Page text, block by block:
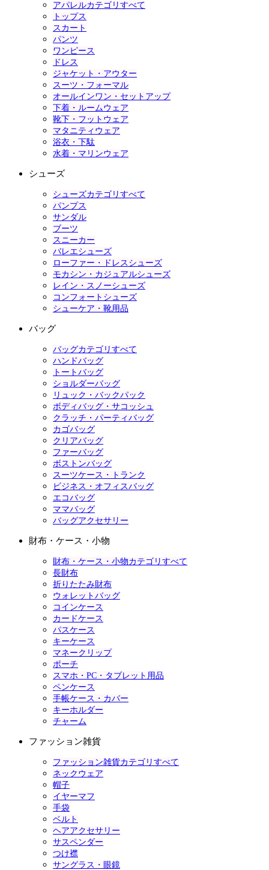
アパレルカテゴリすべて
トップス
スカート
パンツ
ワンピース
ドレス
ジャケット・アウター
スーツ・フォーマル
オールインワン・セットアップ
下着・ルームウェア
靴下・フットウェア
マタニティウェア
浴衣・下駄
水着・マリンウェア
シューズ
シューズカテゴリすべて
パンプス
サンダル
ブーツ
スニーカー
バレエシューズ
ローファー・ドレスシューズ
モカシン・カジュアルシューズ
レイン・スノーシューズ
コンフォートシューズ
シューケア・靴用品
バッグ
バッグカテゴリすべて
ハンドバッグ
トートバッグ
ショルダーバッグ
リュック・バックパック
ボディバッグ・サコッシュ
クラッチ・パーティバッグ
カゴバッグ
クリアバッグ
ファーバッグ
ボストンバッグ
スーツケース・トランク
ビジネス・オフィスバッグ
エコバッグ
ママバッグ
バッグアクセサリー
財布・ケース・小物
財布・ケース・小物カテゴリすべて
長財布
折りたたみ財布
ウォレットバッグ
コインケース
カードケース
パスケース
キーケース
マネークリップ
ポーチ
スマホ・PC・タブレット用品
ペンケース
手帳ケース・カバー
キーホルダー
チャーム
ファッション雑貨
ファッション雑貨カテゴリすべて
ネックウェア
帽子
イヤーマフ
手袋
ベルト
ヘアアクセサリー
サスペンダー
つけ襟
サングラス・眼鏡